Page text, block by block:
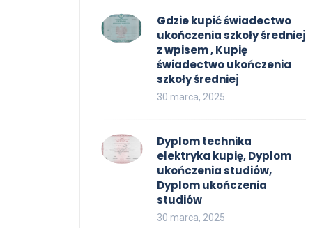
Gdzie kupić świadectwo
ukończenia szkoły średniej
z wpisem , Kupię
świadectwo ukończenia
szkoły średniej
30 marca, 2025
Dyplom technika
elektryka kupię, Dyplom
ukończenia studiów,
Dyplom ukończenia
studiów
30 marca, 2025